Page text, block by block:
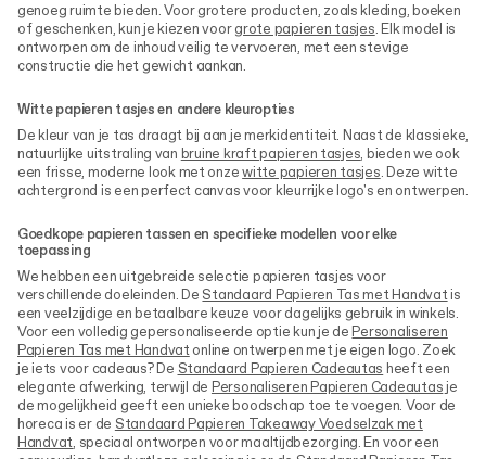
genoeg ruimte bieden. Voor grotere producten, zoals kleding, boeken
of geschenken, kun je kiezen voorgrote papieren tasjes. Elk model is
ontworpen om de inhoud veilig te vervoeren, met een stevige
constructie die het gewicht aankan.
Witte papieren tasjes en andere kleuropties
De kleur van je tas draagt bij aan je merkidentiteit. Naast de klassieke,
natuurlijke uitstraling van bruine kraft papieren tasjes, bieden we ook
een frisse, moderne look met onzewitte papieren tasjes. Deze witte
achtergrond is een perfect canvas voor kleurrijke logo's en ontwerpen.
Goedkope papieren tassen en specifieke modellen voor elke
toepassing
We hebben een uitgebreide selectie papieren tasjes voor
verschillende doeleinden. De Standaard Papieren Tas met Handvatis
een veelzijdige en betaalbare keuze voor dagelijks gebruik in winkels.
Voor een volledig gepersonaliseerde optie kun je dePersonaliseren
Papieren Tas met Handvatonline ontwerpen met je eigen logo. Zoek
je iets voor cadeaus? De Standaard Papieren Cadeautas heeft een
elegante afwerking, terwijl de Personaliseren Papieren Cadeautasje
de mogelijkheid geeft een unieke boodschap toe te voegen. Voor de
horeca is er de Standaard Papieren Takeaway Voedselzak met
Handvat, speciaal ontworpen voor maaltijdbezorging. En voor een